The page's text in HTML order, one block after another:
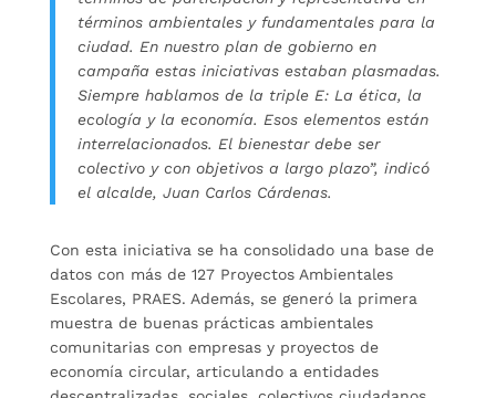
términos ambientales y fundamentales para la
ciudad. En nuestro plan de gobierno en
campaña estas iniciativas estaban plasmadas.
Siempre hablamos de la triple E: La ética, la
ecología y la economía. Esos elementos están
interrelacionados. El bienestar debe ser
colectivo y con objetivos a largo plazo”, indicó
el alcalde, Juan Carlos Cárdenas.
Con esta iniciativa se ha consolidado una base de
datos con más de 127 Proyectos Ambientales
Escolares, PRAES. Además, se generó la primera
muestra de buenas prácticas ambientales
comunitarias con empresas y proyectos de
economía circular, articulando a entidades